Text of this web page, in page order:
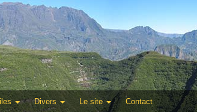
Divers Le site Contact